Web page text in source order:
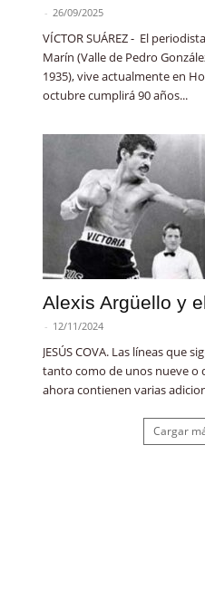
- 26/09/2025
VÍCTOR SUÁREZ - El
Marín (Valle de Pedro
1935), vive actualmente en
octubre cumplirá 90 años...
Alexis Argüello y
- 12/11/2024
JESÚS COVA. Las líneas que
tanto como de unos nueve o
ahora contienen varias
Cargar